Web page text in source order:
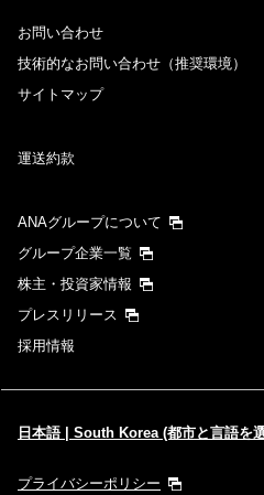
お問い合わせ
技術的なお問い合わせ（推奨環境）
サイトマップ
運送約款
ANAグループについて
グループ企業一覧
株主・投資家情報
プレスリリース
採用情報
日本語 | South Korea (都市と言語を
プライバシーポリシー